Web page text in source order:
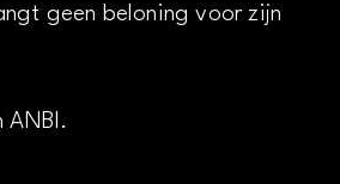
geen beloning voor zijn
ANBI.